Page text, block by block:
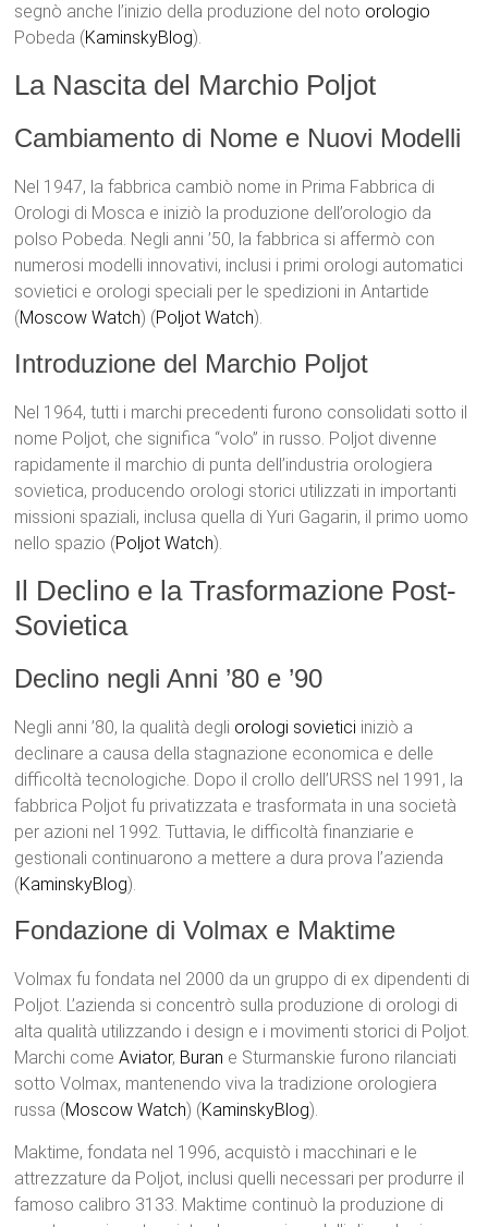
segnò anche l’inizio della produzione del noto orologio
Pobeda​ (KaminskyBlog)​.
La Nascita del Marchio Poljot
Cambiamento di Nome e Nuovi Modelli
Nel 1947, la fabbrica cambiò nome in Prima Fabbrica di
Orologi di Mosca e iniziò la produzione dell’orologio da
polso Pobeda. Negli anni ’50, la fabbrica si affermò con
numerosi modelli innovativi, inclusi i primi orologi automatici
sovietici e orologi speciali per le spedizioni in Antartide​
(Moscow Watch)​​ (Poljot Watch)​.
Introduzione del Marchio Poljot
Nel 1964, tutti i marchi precedenti furono consolidati sotto il
nome Poljot, che significa “volo” in russo. Poljot divenne
rapidamente il marchio di punta dell’industria orologiera
sovietica, producendo orologi storici utilizzati in importanti
missioni spaziali, inclusa quella di Yuri Gagarin, il primo uomo
nello spazio​ (Poljot Watch)​.
Il Declino e la Trasformazione Post-
Sovietica
Declino negli Anni ’80 e ’90
Negli anni ’80, la qualità degli orologi sovietici iniziò a
declinare a causa della stagnazione economica e delle
difficoltà tecnologiche. Dopo il crollo dell’URSS nel 1991, la
fabbrica Poljot fu privatizzata e trasformata in una società
per azioni nel 1992. Tuttavia, le difficoltà finanziarie e
gestionali continuarono a mettere a dura prova l’azienda​
(KaminskyBlog)​.
Fondazione di Volmax e Maktime
Volmax fu fondata nel 2000 da un gruppo di ex dipendenti di
Poljot. L’azienda si concentrò sulla produzione di orologi di
alta qualità utilizzando i design e i movimenti storici di Poljot.
Marchi comeAviator, Buran e Sturmanskie furono rilanciati
sotto Volmax, mantenendo viva la tradizione orologiera
russa​ (Moscow Watch)​​ (KaminskyBlog)​.
Maktime, fondata nel 1996, acquistò i macchinari e le
attrezzature da Poljot, inclusi quelli necessari per produrre il
famoso calibro 3133. Maktime continuò la produzione di